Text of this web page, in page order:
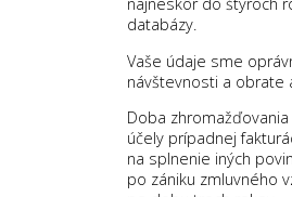
najneskôr do štyroch
databázy.
Vaše údaje sme
návštevnosti a obrate
Doba
účely prípadnej
na splnenie iných
po zániku zmluvného